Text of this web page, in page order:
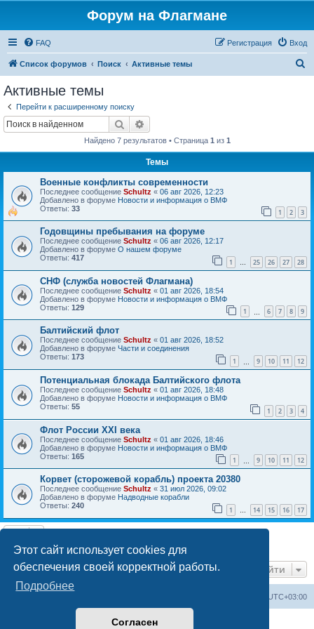
Этот сайт использует cookies для
обеспечения своей корректной работы.
Подробнее
Согласен
Форум на Флагмане
FAQ Вход
Регистрация
Список форумов Поиск Активные темы
Активные темы
Перейти к расширенному поиску
Поиск
Найдено 7 результатов • Страница 1 из 1
Темы
Военные конфликты современности
Последнее сообщение Schultz « 06 авг 2026, 12:23
Добавлено в форуме Новости и информация о ВМФ
Ответы: 33 1 2 3
Годовщины пребывания на форуме
Последнее сообщение Schultz « 06 авг 2026, 12:17
Добавлено в форуме О нашем форуме
Ответы: 417 1 … 25 26 27 28
СНФ (служба новостей Флагмана)
Последнее сообщение Schultz « 01 авг 2026, 18:54
Добавлено в форуме Новости и информация о ВМФ
Ответы: 129 1 6 7 8 9
Балтийский флот
Последнее сообщение Schultz « 01 авг 2026, 18:52
Добавлено в форуме Части и соединения
Ответы: 173 1 9 10 11 12
Потенциальная блокада Балтийского флота
Последнее сообщение Schultz « 01 авг 2026, 18:48
Добавлено в форуме Новости и информация о ВМФ
Ответы: 55 1 2 3 4
Флот России ХХI века
Последнее сообщение Schultz « 01 авг 2026, 18:46
Добавлено в форуме Новости и информация о ВМФ
Ответы: 165 1 9 10 11 12
Корвет (сторожевой корабль) проекта 20380
Последнее сообщение Schultz « 31 июл 2026, 09:02
Добавлено в форуме Надводные корабли
Ответы: 240 1 … 14 15 16 17
Найдено 7 результатов • Страница
Перейти
UTC+03:00
Создано на основеphpBB® Forum Software © phpBB Limited